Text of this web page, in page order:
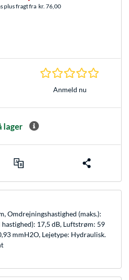
plus fragt fra kr. 76,00
Anmeld nu
lager
Omdrejningshastighed (maks.):
17,5 dB, Luftstrøm: 59
mmH2O, Lejetype: Hydraulisk.